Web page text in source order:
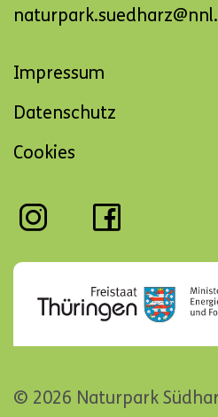
Navigation
Impressum
Datenschutz
Cookies
© 2026 Naturpark